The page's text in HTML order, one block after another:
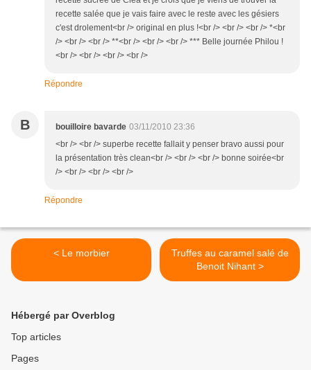
recette salée que je vais faire avec le reste avec les gésiers
c'est drolement<br /> original en plus !<br /> <br /> <br /> *<br
/> <br /> <br /> **<br /> <br /> <br /> *** Belle journée Philou !
<br /> <br /> <br /> <br />
Répondre
B bouilloire bavarde 03/11/2010 23:36
<br /> <br /> superbe recette fallait y penser bravo aussi pour
la présentation très clean<br /> <br /> <br /> bonne soirée<br
/> <br /> <br /> <br />
Répondre
< Le morbier
Truffes au caramel salé de
Benoit Nihant >
Hébergé par Overblog
Top articles
Pages